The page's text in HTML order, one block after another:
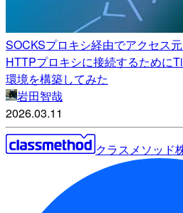
SOCKSプロキシ経由でアクセス
HTTPプロキシに接続するために
環境を構築してみた
岩田智哉
2026.03.11
クラスメソッド